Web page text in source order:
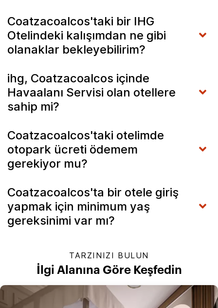
Coatzacoalcos'taki bir IHG
Otelindeki kalışımdan ne gibi
olanaklar bekleyebilirim?
ihg, Coatzacoalcos içinde
Havaalanı Servisi olan otellere
sahip mi?
Coatzacoalcos'taki otelimde
otopark ücreti ödemem
gerekiyor mu?
Coatzacoalcos'ta bir otele giriş
yapmak için minimum yaş
gereksinimi var mı?
TARZINIZI BULUN
İlgi Alanına Göre Keşfedin